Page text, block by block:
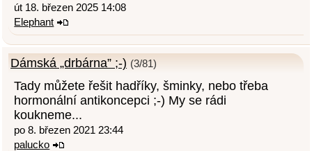
út 18. březen 2025 14:08
Elephant
Dámská „drbárna” ;-) (3/81)
Tady můžete řešit hadříky, šminky, nebo třeba
hormonální antikoncepci ;-) My se rádi
koukneme...
po 8. březen 2021 23:44
palucko